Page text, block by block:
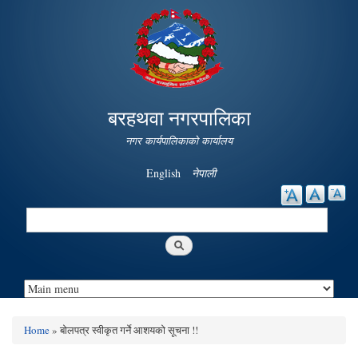
Skip to
main
content
बरहथवा नगरपालिका
नगर कार्यपालिकाको कार्यालय
English नेपाली
Search
You are here
Home» बोलपत्र स्वीकृत गर्ने आशयको सूचना !!